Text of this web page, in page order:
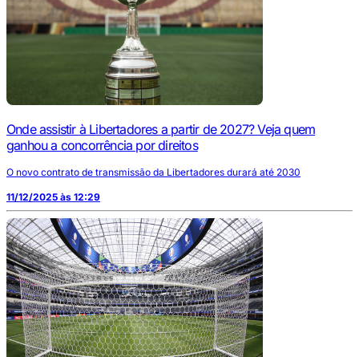
Onde assistir à Libertadores a partir de 2027? Veja quem
ganhou a concorrência por direitos
O novo contrato de transmissão da Libertadores durará até 2030
11/12/2025 às 12:29